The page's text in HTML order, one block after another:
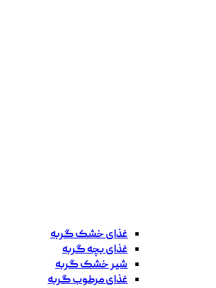
غذای خشک گربه
غذای بچه گربه
شیر خشک گربه
غذای مرطوب گربه